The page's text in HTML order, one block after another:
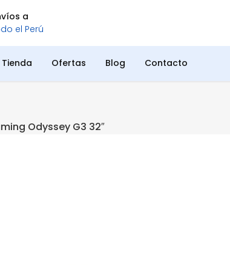
a
el Perú
Tienda Ofertas Blog Contacto
Odyssey G3 32″